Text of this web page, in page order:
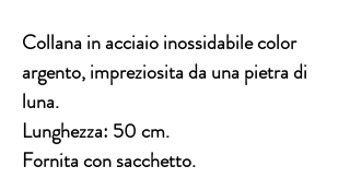
Collana in acciaio inossidabile color
argento, impreziosita da una pietra di
luna.
Lunghezza: 50 cm.
Fornita con sacchetto.